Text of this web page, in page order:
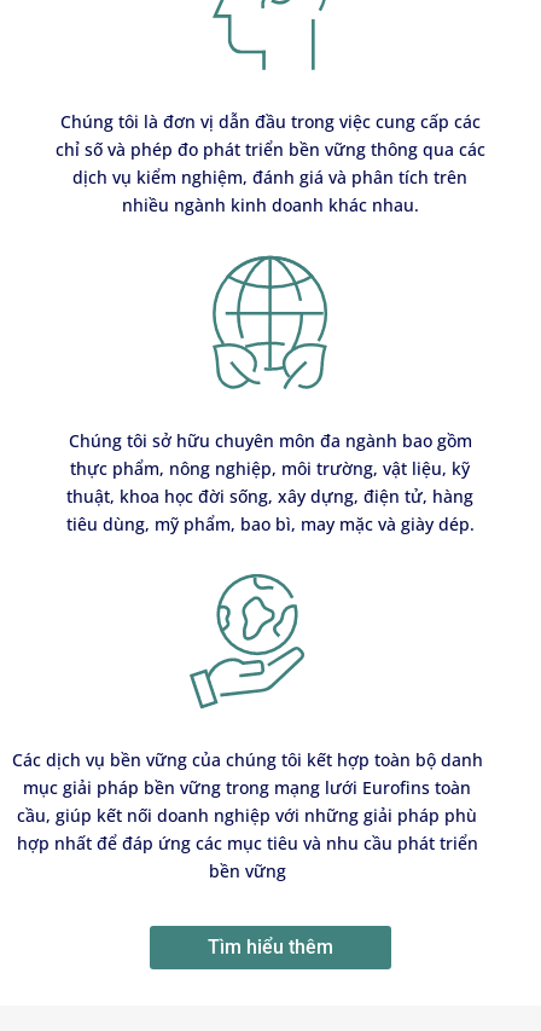
Chúng tôi là đơn vị dẫn đầu trong việc cung cấp các
chỉ số và phép đo phát triển bền vững thông qua các
dịch vụ kiểm nghiệm, đánh giá và phân tích trên
nhiều ngành kinh doanh khác nhau.
Chúng tôi sở hữu chuyên môn đa ngành bao gồm
thực phẩm, nông nghiệp, môi trường, vật liệu, kỹ
thuật, khoa học đời sống, xây dựng, điện tử, hàng
tiêu dùng, mỹ phẩm, bao bì, may mặc và giày dép.
Các dịch vụ bền vững của chúng tôi kết hợp toàn bộ danh
mục giải pháp bền vững trong mạng lưới Eurofins toàn
cầu, giúp kết nối doanh nghiệp với những giải pháp phù
hợp nhất để đáp ứng các mục tiêu và nhu cầu phát triển
bền vững
Tìm hiểu thêm